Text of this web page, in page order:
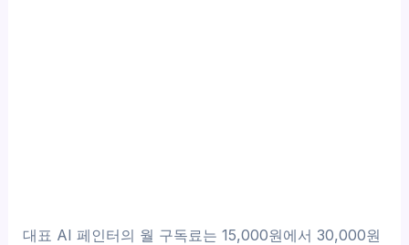
대표 AI 페인터의 월 구독료는 15,000원에서 30,000원